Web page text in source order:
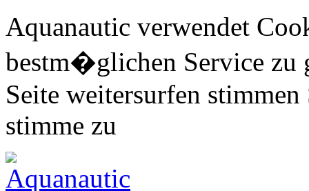
Aquanautic verwendet
bestm�glichen Service zu
Seite weitersurfen stimmen
stimme zu